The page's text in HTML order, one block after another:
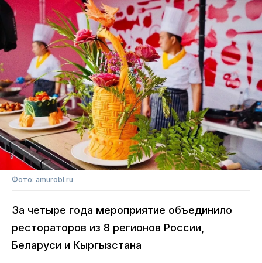
Фото: amurobl.ru
За четыре года мероприятие объединило
рестораторов из 8 регионов России,
Беларуси и Кыргызстана